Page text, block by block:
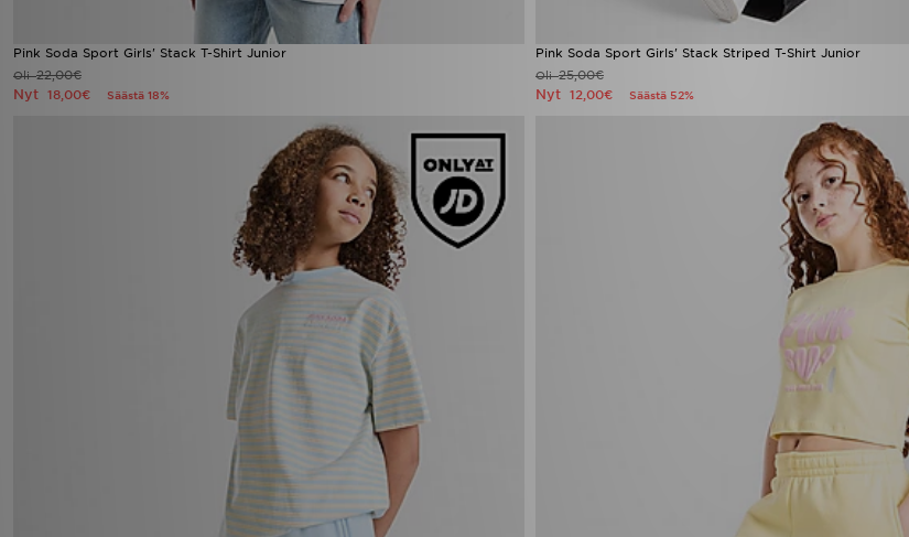
Pink Soda Sport Girls' Stack T-Shirt Junior
Oli22,00€
Nyt 18,00€ Säästä 18%
Pink Soda Sport Girls' Stack Striped T-Shirt Junior
Oli25,00€
Nyt 12,00€ Säästä 52%